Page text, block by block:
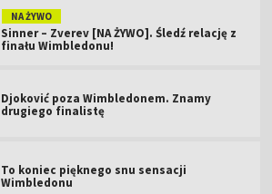
NA ŻYWO
Sinner – Zverev [NA ŻYWO]. Śledź relację z
finału Wimbledonu!
Djoković poza Wimbledonem. Znamy
drugiego finalistę
To koniec pięknego snu sensacji
Wimbledonu